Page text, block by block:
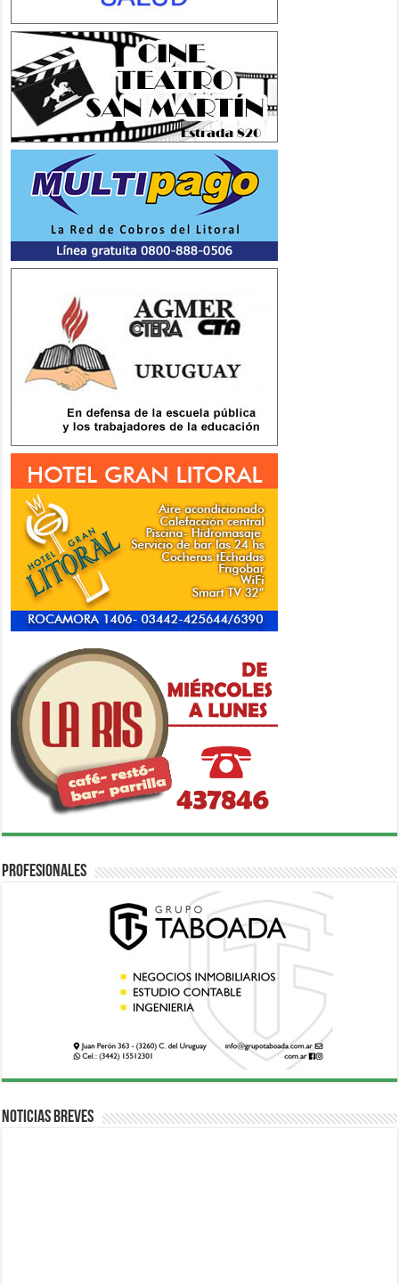
Profesionales
Noticias breves